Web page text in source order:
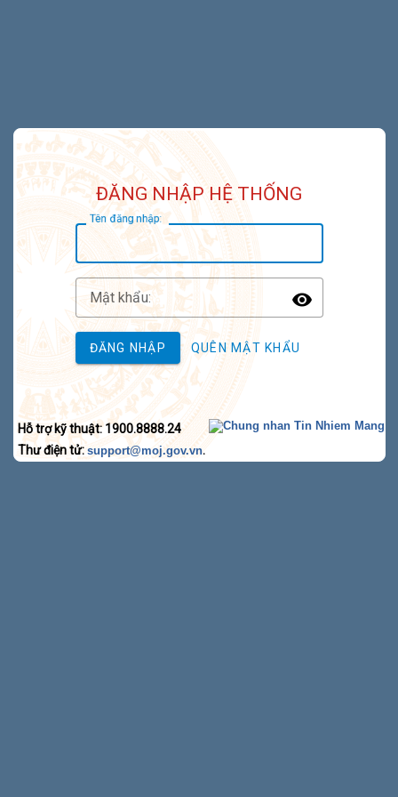
ĐĂNG NHẬP HỆ THỐNG
Tên đăng nhập:
Mật khẩu:
Toggle
ĐĂNG NHẬP QUÊN MẬT KHẨU
Hỗ trợ kỹ thuật: 1900.8888.24
Thư điện tử: support@moj.gov.vn.